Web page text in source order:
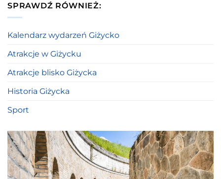
SPRAWDŹ RÓWNIEŻ:
Kalendarz wydarzeń Giżycko
Atrakcje w Giżycku
Atrakcje blisko Giżycka
Historia Giżycka
Sport